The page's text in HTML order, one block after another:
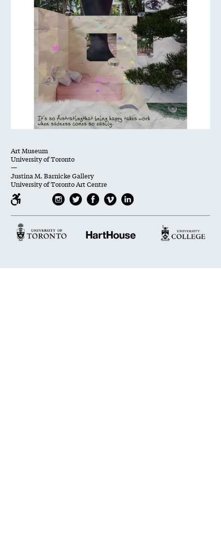
Art Museum
University of Toronto
—
Justina M. Barnicke Gallery
University of Toronto Art Centre